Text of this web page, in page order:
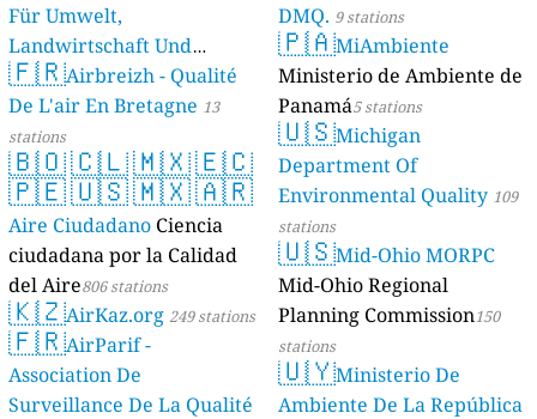
Für Umwelt,
Landwirtschaft Und
Geologie) 50 stations
🇫🇷Airbreizh - Qualité
De L'air En Bretagne 13
stations
🇧🇴🇨🇱🇲🇽🇪🇨
🇵🇪🇺🇸🇲🇽🇦🇷
Aire Ciudadano Ciencia
ciudadana por la Calidad
del Aire806 stations
🇰🇿AirKaz.org 249 stations
🇫🇷AirParif -
Association De
Surveillance De La Qualité
DMQ. 9 stations
🇵🇦MiAmbiente
Ministerio de Ambiente de
Panamá5 stations
🇺🇸Michigan
Department Of
Environmental Quality 109
stations
🇺🇸Mid-Ohio MORPC
Mid-Ohio Regional
Planning Commission150
stations
🇺🇾Ministerio De
Ambiente De La República